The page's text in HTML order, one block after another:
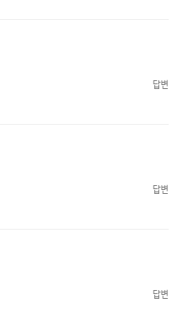
답변
답변
답변